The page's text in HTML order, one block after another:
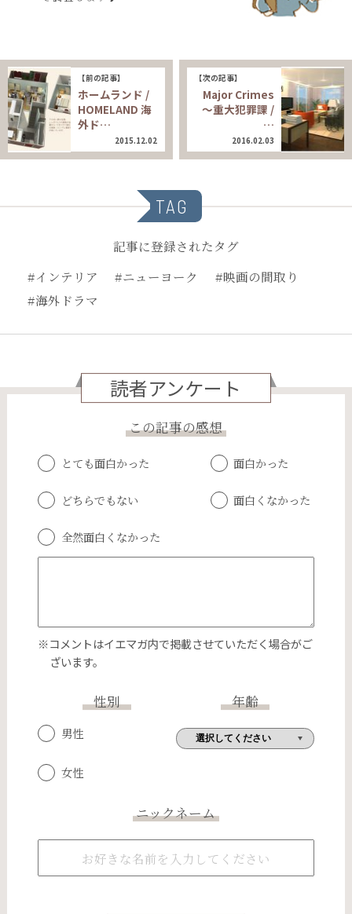
【前の記事】
ホームランド /
HOMELAND 海
外ド…
2015.12.02
【次の記事】
Major Crimes
～重大犯罪課 /
…
2016.02.03
TAG
記事に登録されたタグ
#インテリア
#ニューヨーク
#映画の間取り
#海外ドラマ
読者アンケート
この記事の感想
とても面白かった 面白かった
どちらでもない 面白くなかった
全然面白くなかった
※コメントはイエマガ内で掲載させていただく場合がご
ざいます。
性別
男性
女性
年齢
ニックネーム